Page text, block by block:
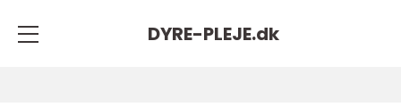
DYRE-PLEJE.dk